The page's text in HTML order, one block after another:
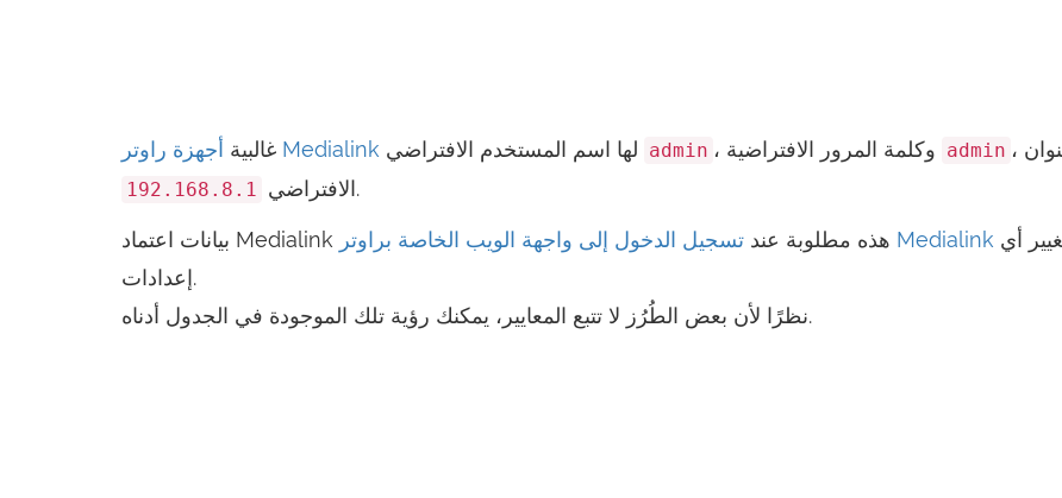
غالبية أجهزة راوتر Medialink admin admin ، وعنوان IP
الافتراضي 192.168.8.1 .
بيانات اعتماد Medialink هذه مطلوبة عند تسجيل الدخول إلى واجهة الويب الخاصة براوتر Medialink
إعدادات.
نظرًا لأن بعض الطُرُز لا تتبع المعايير، يمكنك رؤية تلك الموجودة في الجدول أدناه.